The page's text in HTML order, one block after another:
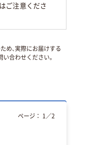
ご注意くださ
め、実際にお届けする
合わせください。
ページ： 1 ／2